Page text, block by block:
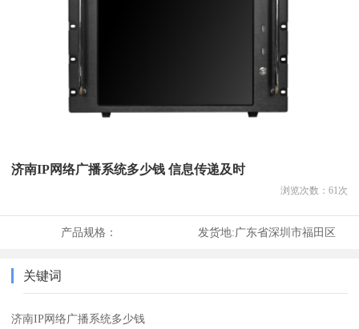
济南IP网络广播系统多少钱 信息传递及时
浏览次数： 61次
产品规格： 发货地:广东省深圳市福田区
关键词
济南IP网络广播系统多少钱